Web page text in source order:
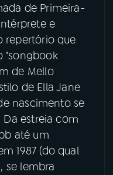
de Primeira-
e
repertório que
"songbook
de Mello
de Ella Jane
nascimento se
estreia com
até um
1987 (do qual
se lembra